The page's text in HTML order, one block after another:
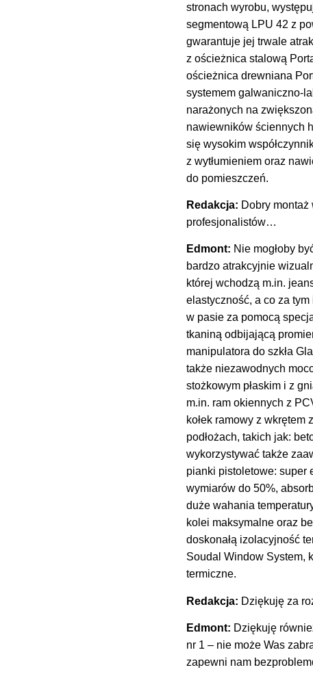
stronach wyrobu,
segmentową LPU 42 z
gwarantuje jej trwale
z ościeżnica stalową
ościeżnica drewniana
systemem galwaniczno-
narażonych na
nawiewników ściennych
się wysokim
z wytłumieniem oraz
do pomieszczeń.
Redakcja: Dobry
profesjonalistów…
Edmont: Nie mogłoby
bardzo atrakcyjnie
której wchodzą m.in.
elastyczność, a co za
w pasie za pomocą
tkaniną odbijającą
manipulatora do szkła
także niezawodnych
stożkowym płaskim i z
m.in. ram okiennych z
kołek ramowy z
podłożach, takich jak:
wykorzystywać także
pianki pistoletowe: super
wymiarów do 50%,
duże wahania
kolei maksymalne oraz
doskonałą izolacyjność
Soudal Window System,
termiczne.
Redakcja: Dziękuję za
Edmont: Dziękuję
nr 1 – nie może Was
zapewni nam